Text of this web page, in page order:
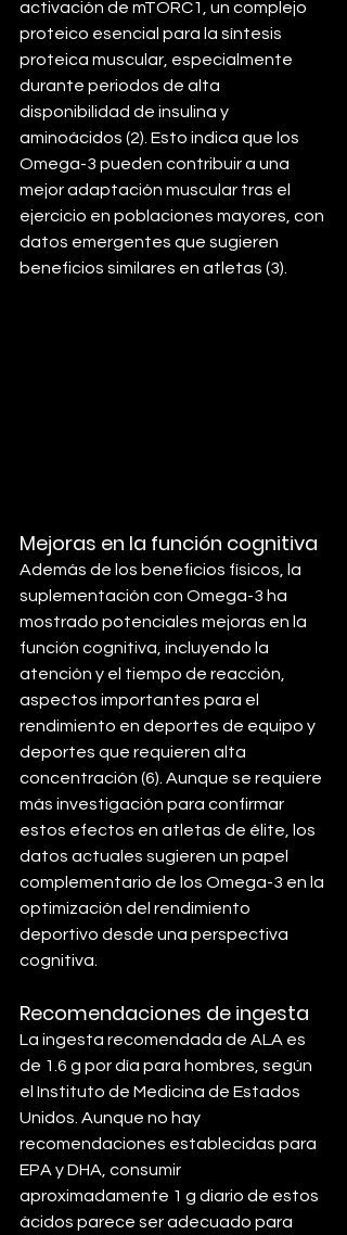
activación de mTORC1, un complejo
proteico esencial para la síntesis
proteica muscular, especialmente
durante periodos de alta
disponibilidad de insulina y
aminoácidos (2). Esto indica que los
Omega-3 pueden contribuir a una
mejor adaptación muscular tras el
ejercicio en poblaciones mayores, con
datos emergentes que sugieren
beneficios similares en atletas (3).
Mejoras en la función cognitiva
Además de los beneficios físicos, la
suplementación con Omega-3 ha
mostrado potenciales mejoras en la
función cognitiva, incluyendo la
atención y el tiempo de reacción,
aspectos importantes para el
rendimiento en deportes de equipo y
deportes que requieren alta
concentración (6). Aunque se requiere
más investigación para confirmar
estos efectos en atletas de élite, los
datos actuales sugieren un papel
complementario de los Omega-3 en la
optimización del rendimiento
deportivo desde una perspectiva
cognitiva.
Recomendaciones de ingesta
La ingesta recomendada de ALA es
de 1.6 g por día para hombres, según
el Instituto de Medicina de Estados
Unidos. Aunque no hay
recomendaciones establecidas para
EPA y DHA, consumir
aproximadamente 1 g diario de estos
ácidos parece ser adecuado para